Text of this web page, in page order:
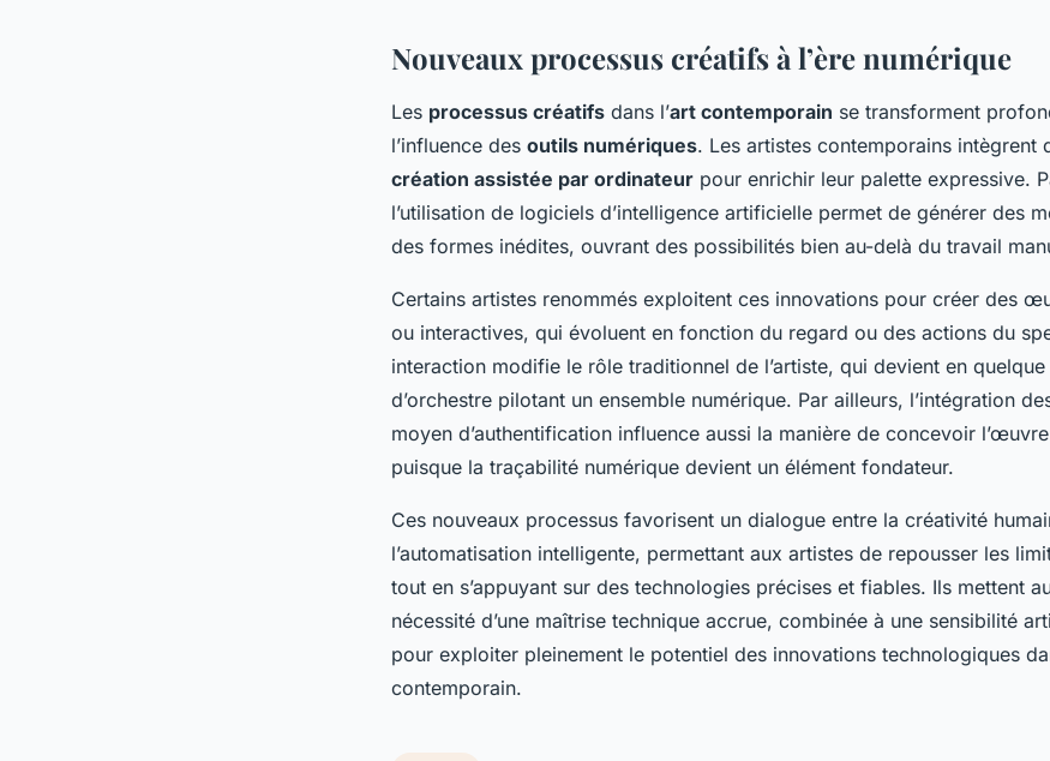
Nouveaux processus créatifs à l’ère numérique
Les processus créatifs dans l’art contemporain se transforment
l’influence des outils numériques. Les artistes contemporains intègrent
création assistée par ordinateur pour enrichir leur palette expressive.
l’utilisation de logiciels d’intelligence artificielle permet de générer des
des formes inédites, ouvrant des possibilités bien au-delà du travail
Certains artistes renommés exploitent ces innovations pour créer des
ou interactives, qui évoluent en fonction du regard ou des actions du
interaction modifie le rôle traditionnel de l’artiste, qui devient en
d’orchestre pilotant un ensemble numérique. Par ailleurs, l’intégration
moyen d’authentification influence aussi la manière de concevoir
puisque la traçabilité numérique devient un élément fondateur.
Ces nouveaux processus favorisent un dialogue entre la créativité
l’automatisation intelligente, permettant aux artistes de repousser les
tout en s’appuyant sur des technologies précises et fiables. Ils mettent
nécessité d’une maîtrise technique accrue, combinée à une sensibilité
pour exploiter pleinement le potentiel des innovations technologiques
contemporain.